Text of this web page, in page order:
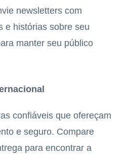
newsletters com
e histórias sobre seu
manter seu público
confiáveis que ofereçam
e seguro. Compare
para encontrar a